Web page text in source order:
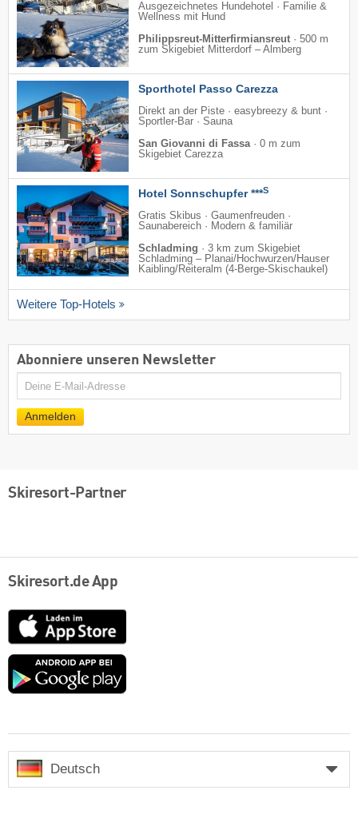
Ausgezeichnetes Hundehotel · Familie &
Wellness mit Hund
Philippsreut-Mitterfirmiansreut · 500 m
zum Skigebiet Mitterdorf – Almberg
Sporthotel Passo Carezza
Direkt an der Piste · easybreezy & bunt ·
Sportler-Bar · Sauna
San Giovanni di Fassa· 0 m zum
Skigebiet Carezza
Hotel Sonnschupfer ***S
Gratis Skibus · Gaumenfreuden ·
Saunabereich · Modern & familiär
Schladming · 3 km zum Skigebiet
Schladming – Planai/​Hochwurzen/​Hauser
Kaibling/​Reiteralm (4-Berge-Skischaukel)
Weitere Top-Hotels
Abonniere unseren Newsletter
E-
Anmelden
Skiresort-Partner
Skiresort.de App
App
Store
Google
Deutsch